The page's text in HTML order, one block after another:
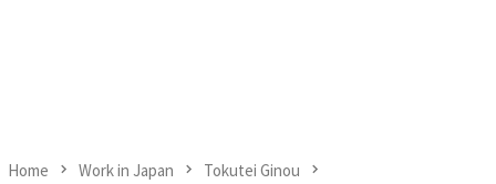
Home Work in Japan Tokutei Ginou